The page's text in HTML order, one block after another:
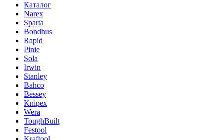
Каталог
Narex
Sparta
Bondhus
Rapid
Pinie
Sola
Irwin
Stanley
Bahco
Bessey
Knipex
Wera
ToughBuilt
Festool